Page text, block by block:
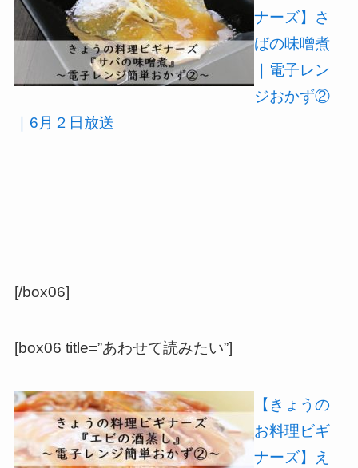
ナーズ】さ
ばの味噌煮
｜電子レン
ジおかず②
｜6月２日放送
[/box06]
[box06 title=”あわせて読みたい”]
【きょうの
お料理ビギ
ナーズ】え